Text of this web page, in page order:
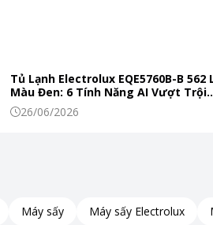
Tủ Lạnh Electrolux EQE5760B-B 562
Màu Đen: 6 Tính Năng AI Vượt Trội
Khiến Thực Phẩm Tươi Ngon Mỗi
26/06/2026
Máy sấy Máy sấy Electrolux